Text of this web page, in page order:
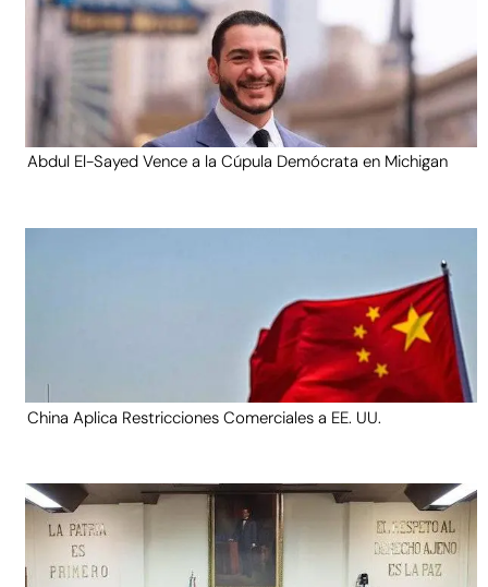
Abdul El-Sayed Vence a la Cúpula Demócrata en Michigan
China Aplica Restricciones Comerciales a EE. UU.